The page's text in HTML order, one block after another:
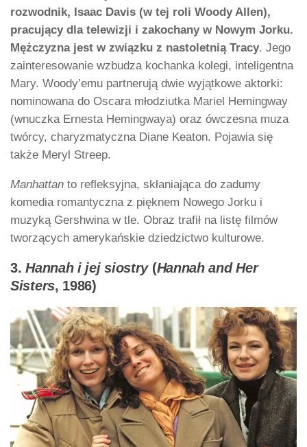
rozwodnik, Isaac Davis (w tej roli Woody Allen),
pracujący dla telewizji i zakochany w Nowym Jorku.
Mężczyzna jest w związku z nastoletnią Tracy. Jego
zainteresowanie wzbudza kochanka kolegi, inteligentna
Mary. Woody’emu partnerują dwie wyjątkowe aktorki:
nominowana do Oscara młodziutka Mariel Hemingway
(wnuczka Ernesta Hemingwaya) oraz ówczesna muza
twórcy, charyzmatyczna Diane Keaton. Pojawia się
także Meryl Streep.
Manhattan to refleksyjna, skłaniająca do zadumy
komedia romantyczna z pięknem Nowego Jorku i
muzyką Gershwina w tle. Obraz trafił na listę filmów
tworzących amerykańskie dziedzictwo kulturowe.
3.Hannah i jej siostry(Hannah and Her
Sisters, 1986)